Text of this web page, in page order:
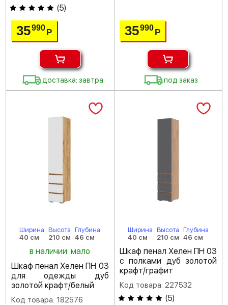
(5)
35990Р
доставка: завтра
35990 Р
под заказ
Ширина
40 см
Высота
210 см
Глубина
46 см
в наличии: мало
Шкаф пенал Хелен ПН 03
для одежды дуб
золотой крафт/белый
Код товара: 182576
Ширина
40 см
Высота
210 см
Глубина
46 см
Шкаф пенал Хелен ПН 03
с полками дуб золотой
крафт/графит
Код товара: 227532
(5)